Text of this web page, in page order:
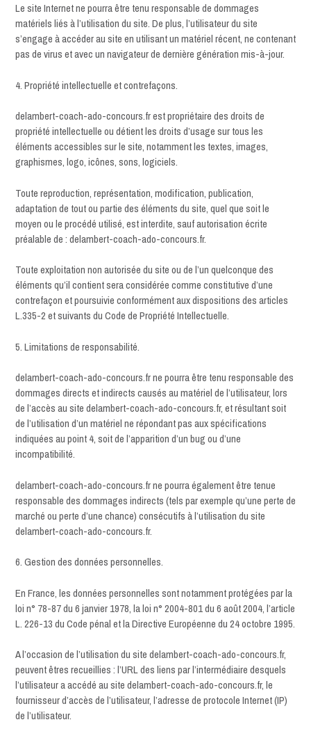
Le site Internet ne pourra être tenu responsable de dommages
matériels liés à l’utilisation du site. De plus, l’utilisateur du site
s’engage à accéder au site en utilisant un matériel récent, ne contenant
pas de virus et avec un navigateur de dernière génération mis-à-jour.
4. Propriété intellectuelle et contrefaçons.
delambert-coach-ado-concours.fr est propriétaire des droits de
propriété intellectuelle ou détient les droits d’usage sur tous les
éléments accessibles sur le site, notamment les textes, images,
graphismes, logo, icônes, sons, logiciels.
Toute reproduction, représentation, modification, publication,
adaptation de tout ou partie des éléments du site, quel que soit le
moyen ou le procédé utilisé, est interdite, sauf autorisation écrite
préalable de : delambert-coach-ado-concours.fr.
Toute exploitation non autorisée du site ou de l’un quelconque des
éléments qu’il contient sera considérée comme constitutive d’une
contrefaçon et poursuivie conformément aux dispositions des articles
L.335-2 et suivants du Code de Propriété Intellectuelle.
5. Limitations de responsabilité.
delambert-coach-ado-concours.fr ne pourra être tenu responsable des
dommages directs et indirects causés au matériel de l’utilisateur, lors
de l’accès au site delambert-coach-ado-concours.fr, et résultant soit
de l’utilisation d’un matériel ne répondant pas aux spécifications
indiquées au point 4, soit de l’apparition d’un bug ou d’une
incompatibilité.
delambert-coach-ado-concours.fr ne pourra également être tenue
responsable des dommages indirects (tels par exemple qu’une perte de
marché ou perte d’une chance) consécutifs à l’utilisation du site
delambert-coach-ado-concours.fr.
6. Gestion des données personnelles.
En France, les données personnelles sont notamment protégées par la
loi n° 78-87 du 6 janvier 1978, la loi n° 2004-801 du 6 août 2004, l’article
L. 226-13 du Code pénal et la Directive Européenne du 24 octobre 1995.
A l’occasion de l’utilisation du site delambert-coach-ado-concours.fr,
peuvent êtres recueillies : l’URL des liens par l’intermédiaire desquels
l’utilisateur a accédé au site delambert-coach-ado-concours.fr, le
fournisseur d’accès de l’utilisateur, l’adresse de protocole Internet (IP)
de l’utilisateur.